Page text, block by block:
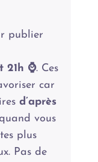
publier
21h ⌚️. Ces
car
d’après
vous
plus
Pas de